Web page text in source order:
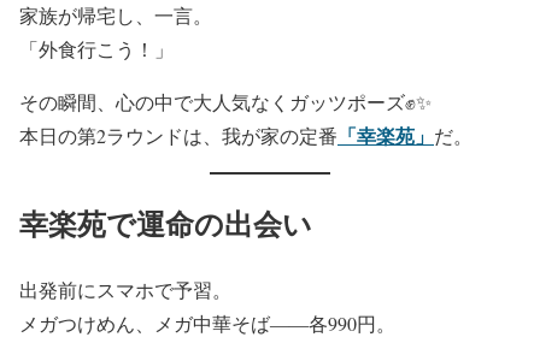
家族が帰宅し、一言。
「外食行こう！」
その瞬間、心の中で大人気なくガッツポーズ✊✨
本日の第2ラウンドは、我が家の定番 「幸楽苑」 だ。
幸楽苑で運命の出会い
出発前にスマホで予習。
メガつけめん、メガ中華そば――各990円。